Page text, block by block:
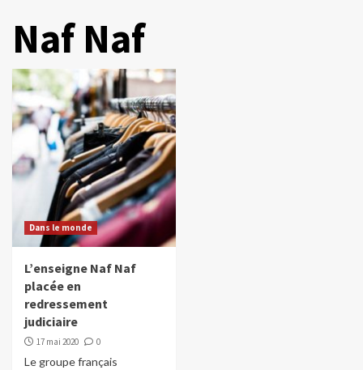
Naf Naf
Dans le monde
L’enseigne Naf Naf
placée en
redressement
judiciaire
17 mai 2020 0
Le groupe français